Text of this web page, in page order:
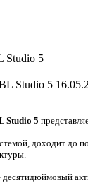
Studio 5
Studio 5
доходит до
десятидюймовый